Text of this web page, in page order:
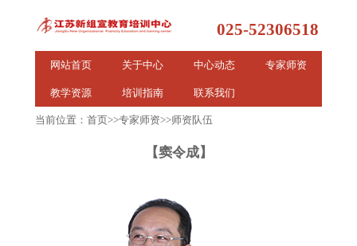
025-52306518
网站首页 关于中心 中心动态 专家师资
教学资源 培训指南 联系我们
当前位置： 首页>>专家师资>>师资队伍
【窦令成】